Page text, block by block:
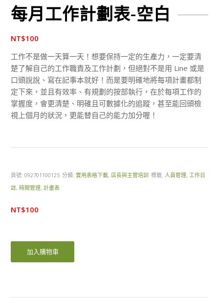
每月工作計劃表-空白
NT$100
工作不是做一天算一天！想要保持一定的生產力，一定要清
楚了解自己的工作職責及工作計劃，但絕對不是用 Line 或是
口頭說說、寫在記事本就好！而是要明確地將每項計畫都制
定下來，並且有效率、有規劃的按部執行，在於每項工作的
掌握度，會更清楚、明確且可數據化的追蹤，甚至能回頭檢
視上個月的狀況，更能替自己的能力加分喔！
貨號: 092701100125 分類:實用表格下載,店長與主管培訓 標籤:人員管理,工作日
誌,時間管理,計畫表
NT$100
加入購物車